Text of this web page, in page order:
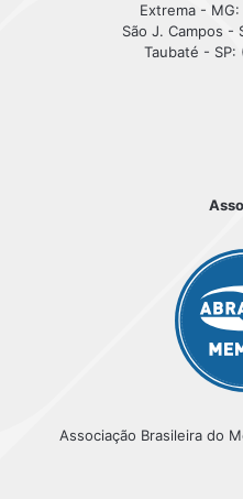
Extrema -
São J. Campos -
Taubaté -
Associação Brasileira do